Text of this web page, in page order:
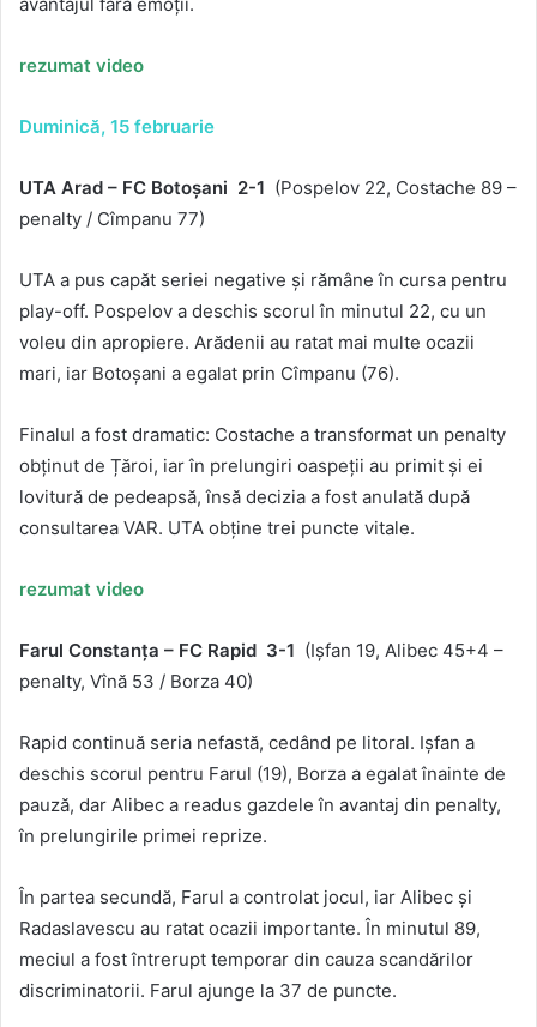
rezumat video
Duminică, 15 februarie
UTA Arad – FC Botoșani 2-1 (Pospelov 22, Costache 89 –
penalty / Cîmpanu 77)
UTA a pus capăt seriei negative și rămâne în cursa pentru
play-off. Pospelov a deschis scorul în minutul 22, cu un
voleu din apropiere. Arădenii au ratat mai multe ocazii
mari, iar Botoșani a egalat prin Cîmpanu (76).
Finalul a fost dramatic: Costache a transformat un penalty
obținut de Țăroi, iar în prelungiri oaspeții au primit și ei
lovitură de pedeapsă, însă decizia a fost anulată după
consultarea VAR. UTA obține trei puncte vitale.
rezumat video
Farul Constanța – FC Rapid 3-1 (Ișfan 19, Alibec 45+4 –
penalty, Vînă 53 / Borza 40)
Rapid continuă seria nefastă, cedând pe litoral. Ișfan a
deschis scorul pentru Farul (19), Borza a egalat înainte de
pauză, dar Alibec a readus gazdele în avantaj din penalty,
în prelungirile primei reprize.
În partea secundă, Farul a controlat jocul, iar Alibec și
Radaslavescu au ratat ocazii importante. În minutul 89,
meciul a fost întrerupt temporar din cauza scandărilor
discriminatorii. Farul ajunge la 37 de puncte.